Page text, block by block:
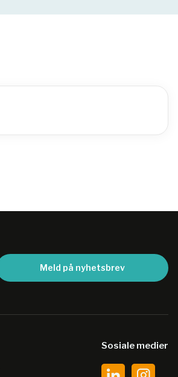
Meld på nyhetsbrev
Sosiale medier